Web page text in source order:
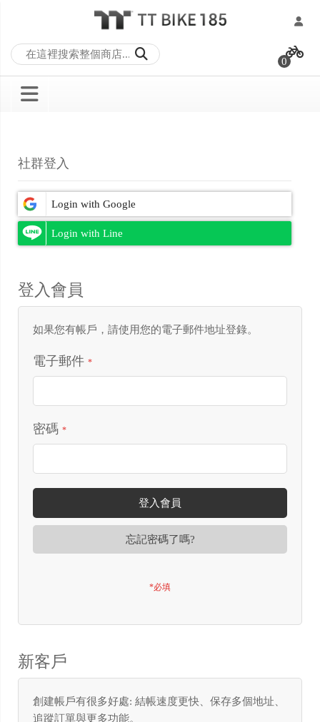
0
社群登入
登入會員
如果您有帳戶，請使用您的電子郵件地址登錄。
電子郵件
密碼
登入會員
忘記密碼了嗎?
新客戶
創建帳戶有很多好處: 結帳速度更快、保存多個地址、
追蹤訂單與更多功能。